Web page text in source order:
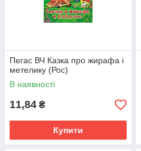
Пегас ВЧ Казка про жирафа і
метелику (Рос)
В наявності
11,84 ₴
Купити